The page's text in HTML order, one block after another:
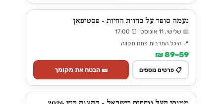
נעמה סופר על בחוות החיות - פסטיפאן
📅 שלישי, 11 אוגוסט ⏰ 17:00
📍 היכל התרבות פתח תקווה
59–89 ₪
📋 פרטים נוספים 🎫 הבטח את מקומך